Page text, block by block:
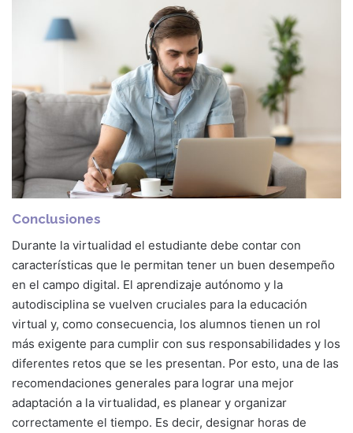
Conclusiones
Durante la virtualidad el estudiante debe contar con
características que le permitan tener un buen desempeño
en el campo digital. El aprendizaje autónomo y la
autodisciplina se vuelven cruciales para la educación
virtual y, como consecuencia, los alumnos tienen un rol
más exigente para cumplir con sus responsabilidades y los
diferentes retos que se les presentan. Por esto, una de las
recomendaciones generales para lograr una mejor
adaptación a la virtualidad, es planear y organizar
correctamente el tiempo. Es decir, designar horas de